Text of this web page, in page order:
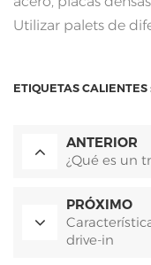
Utilizar palets de
ETIQUETAS CALIENTES
ANTERIOR
¿Qué es un
PRÓXIMO
drive-in